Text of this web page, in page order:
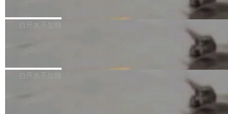
员工参与设立的专项资产管理计划。其中，Dee
获配9...
一个回归问题，该问题导致拉取镜像时会拒绝包
题，该问题可能导致在旧版 Linux 内核...
e 孵化器项目管理委员会（IPMC）投票中获得
P）！这一里程碑不仅标志着 Fluss 迈入新的发
白开水不加糖
长期停止内容更新，未能实现其作为“AI版维基百
白开水不加糖